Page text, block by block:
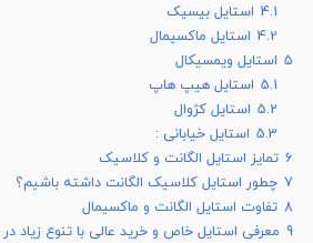
4.1 استایل بیسیک
4.2 استایل ماکسیمال
5 استایل ویمسیکال
5.1 استایل هیپ هاپ
5.2 استایل کژوال
5.3 استایل خیابانی :
6 تمایز استایل الگانت و کلاسیک
7 چطور استایل کلاسیک الگانت داشته باشیم؟
8 تفاوت استایل الگانت و ماکسیمال
9 معرفی استایل خاص و خرید عالی با تنوع زیاد